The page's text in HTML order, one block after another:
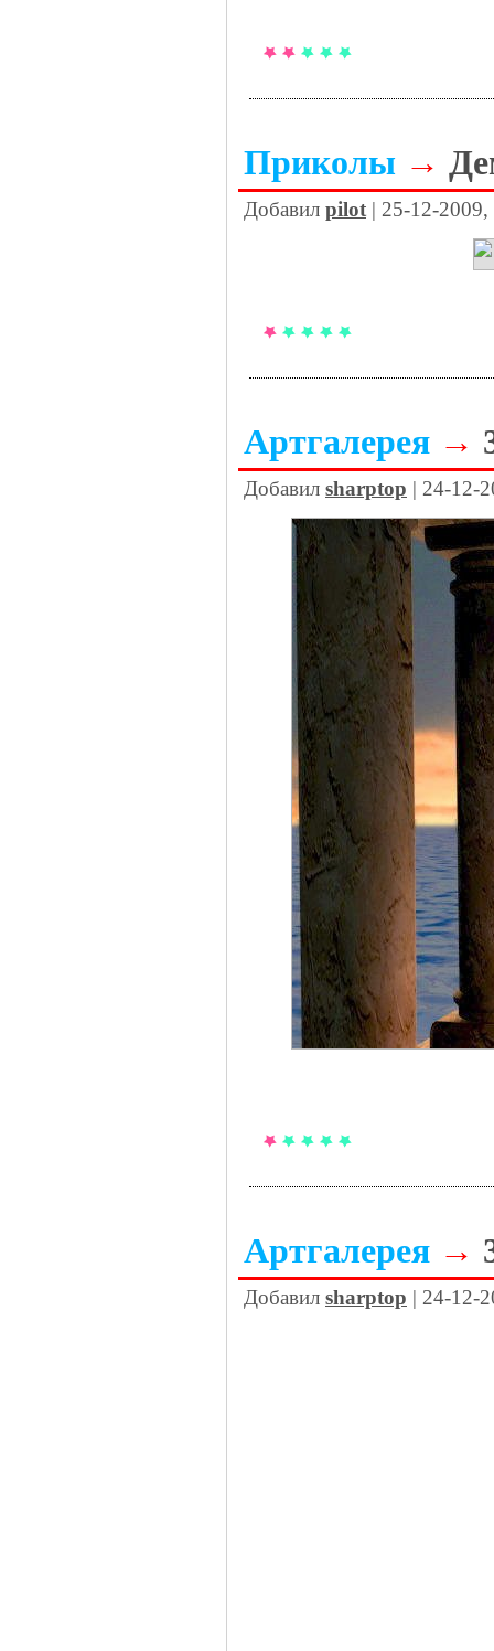
Приколы →
Добавил pilot | 25-12-
Артгалерея →
Добавил sharptop | 24-12-
Артгалерея →
Добавил sharptop | 24-12-